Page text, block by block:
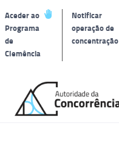
Aceder ao
Programa
de
Clemência
Notificar
operação de
concentração
Página
inicial